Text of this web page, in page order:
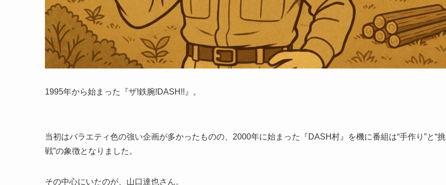
1995年から始まった『ザ!鉄腕!DASH!!』。
当初はバラエティ色の強い企画が多かったものの、2000年に始まった『DASH村』を機に番組は“手作り”と“挑
戦”の象徴となりました。
その中心にいたのが、山口達也さん。